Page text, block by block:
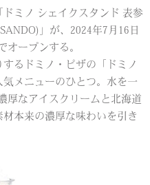
ドミノ シェイクスタンド 表参
」が、2024年7月16日
オープンする。
るドミノ・ピザの「ドミノ
メニューのひとつ。水を一
厚なアイスクリームと北海道
本来の濃厚な味わいを引き